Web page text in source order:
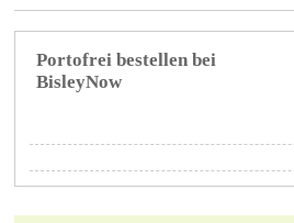
Portofrei bestellen bei
BisleyNow